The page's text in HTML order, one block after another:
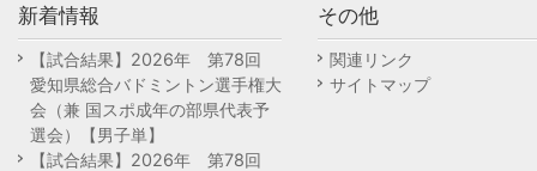
新着情報
【試合結果】2026年 第78回
愛知県総合バドミントン選手権大
会（兼 国スポ成年の部県代表予
選会）【男子単】
【試合結果】2026年 第78回
その他
関連リンク
サイトマップ